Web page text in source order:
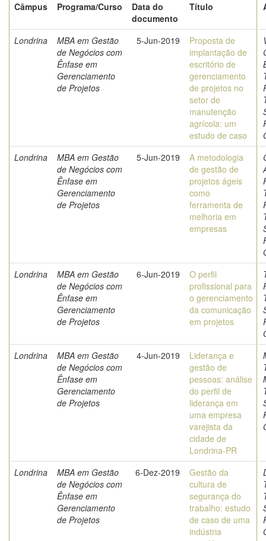
Câmpus
Programa/Curso
Data do
documento
Título
Londrina
MBA em Gestão
de Negócios com
Ênfase em
Gerenciamento
de Projetos
5-Jun-2019
Proposta de
implantação de
escritório de
gerenciamento
de projetos no
setor de
manutenção
agrícola: um
estudo de caso
Londrina
MBA em Gestão
de Negócios com
Ênfase em
Gerenciamento
de Projetos
5-Jun-2019
A metodologia
de gestão de
projetos ágeis
como
ferramenta de
melhoria em
empresas
Londrina
MBA em Gestão
de Negócios com
Ênfase em
Gerenciamento
de Projetos
6-Jun-2019
O perfil
profissional para
o gerenciamento
da comunicação
em projetos
Londrina
MBA em Gestão
de Negócios com
Ênfase em
Gerenciamento
de Projetos
4-Jun-2019
Liderança e
gestão de
pessoas: análise
do perfil de
liderança em
uma empresa
varejista da
cidade de
Londrina-PR
Londrina
MBA em Gestão
de Negócios com
Ênfase em
Gerenciamento
de Projetos
6-Dez-2019
Gestão da
cultura de
segurança do
trabalho: estudo
de caso de uma
indústria